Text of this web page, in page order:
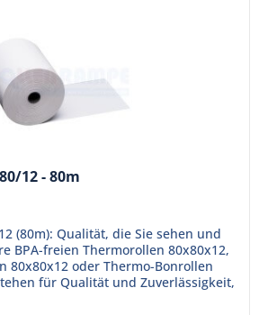
12 - 80m
(80m): Qualität, die Sie sehen und
BPA-freien Thermorollen 80x80x12,
80x80x12 oder Thermo-Bonrollen
für Qualität und Zuverlässigkeit,